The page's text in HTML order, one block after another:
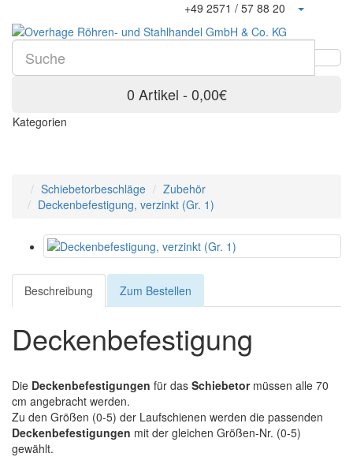
+49 2571 / 57 88 20
0 Artikel - 0,00€
Kategorien
Schiebetorbeschläge
Zubehör
Deckenbefestigung, verzinkt (Gr. 1)
Beschreibung Zum Bestellen
Deckenbefestigung
Die Deckenbefestigungen für das Schiebetormüssen alle 70
cm angebracht werden.
Zu den Größen (0-5) der Laufschienen werden die passenden
Deckenbefestigungen mit der gleichen Größen-Nr. (0-5)
gewählt.